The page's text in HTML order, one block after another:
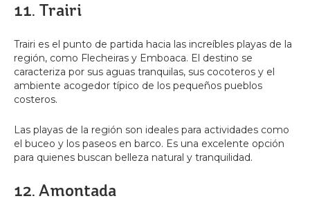
11. Trairi
Trairi es el punto de partida hacia las increíbles playas de la
región, como Flecheiras y Emboaca. El destino se
caracteriza por sus aguas tranquilas, sus cocoteros y el
ambiente acogedor típico de los pequeños pueblos
costeros.
Las playas de la región son ideales para actividades como
el buceo y los paseos en barco. Es una excelente opción
para quienes buscan belleza natural y tranquilidad.
12. Amontada